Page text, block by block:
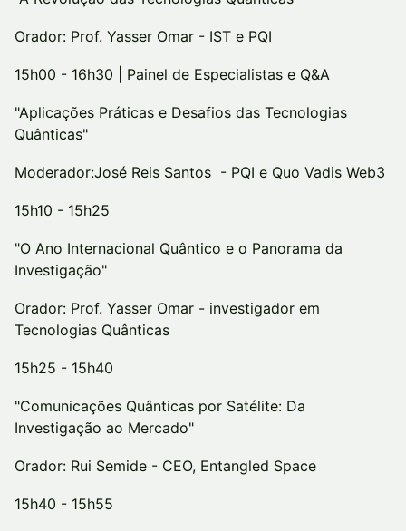
Orador: Prof. Yasser Omar - IST e PQI
15h00 - 16h30 | Painel de Especialistas e Q&A
"Aplicações Práticas e Desafios das Tecnologias
Quânticas"
Moderador:José Reis Santos - PQI e Quo Vadis Web3
15h10 - 15h25
"O Ano Internacional Quântico e o Panorama da
Investigação"
Orador: Prof. Yasser Omar - investigador em
Tecnologias Quânticas
15h25 - 15h40
"Comunicações Quânticas por Satélite: Da
Investigação ao Mercado"
Orador: Rui Semide - CEO, Entangled Space
15h40 - 15h55